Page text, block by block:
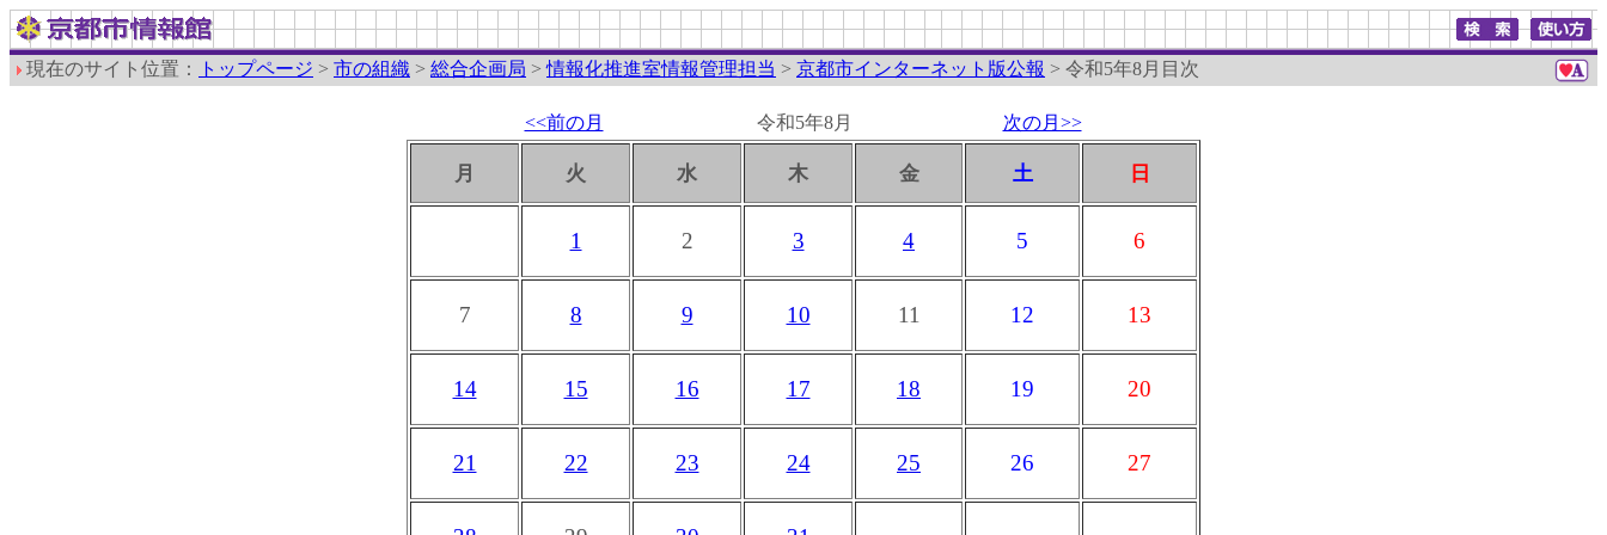
現在のサイト位置： トップページ > 市の組織 > 総合企画局 >情報化推進室情報管理担当 > 京都市インターネット版公報 > 令和5年8月目次
<<前の月 令和5年8月 次の月>>
月 火 水 木 金 土 日
1 2 3 4 5 6
7 8 9 10 11 12 13
14 15 16 17 18 19 20
21 22 23 24 25 26 27